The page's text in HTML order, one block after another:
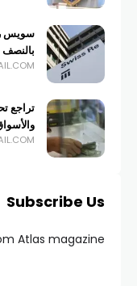
بالنصف
تراجع
Subscribe Us
Atlas magazine